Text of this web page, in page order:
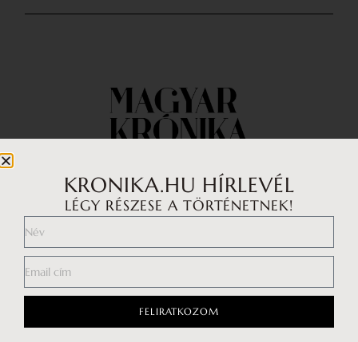
Impresszum
Általános Szerződési Feltételek
Adatkezelési tájékoztató
KRONIKA.HU HÍRLEVÉL
LÉGY RÉSZESE A TÖRTÉNETNEK!
FELIRATKOZOM